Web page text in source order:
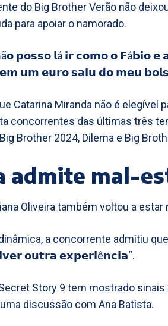
do Big Brother Verão não
para apoiar o namorado.
𝗽𝗼𝘀𝘀𝗼 𝗹á 𝗶𝗿 𝗰𝗼𝗺𝗼 𝗼 𝗙á𝗯𝗶𝗼
𝘂𝗺 𝗲𝘂𝗿𝗼 𝘀𝗮𝗶𝘂 𝗱𝗼 𝗺𝗲𝘂
Catarina Miranda não é elegível
concorrentes das últimas três
Brother 2024, Dilema e Big
admite mal-
Oliveira também voltou a
a concorrente admitiu
𝗼𝘂𝘁𝗿𝗮 𝗲𝘅𝗽𝗲𝗿𝗶ê𝗻𝗰𝗶𝗮“.
Story 9 tem mostrado
discussão com Ana Batista.